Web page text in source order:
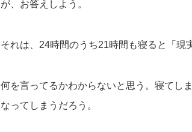
が、お答えしよう。
それは、24時間のうち21時間も寝ると「現
何を言ってるかわからないと思う。寝てし
なってしまうだろう。